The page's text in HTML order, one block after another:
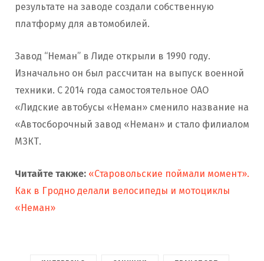
результате на заводе создали собственную
платформу для автомобилей.
Завод “Неман” в Лиде открыли в 1990 году.
Изначально он был рассчитан на выпуск военной
техники. С 2014 года самостоятельное ОАО
«Лидские автобусы «Неман» сменило название на
«Автосборочный завод «Неман» и стало филиалом
МЗКТ.
Читайте также: «Старовольские поймали момент».
Как в Гродно делали велосипеды и мотоциклы
«Неман»